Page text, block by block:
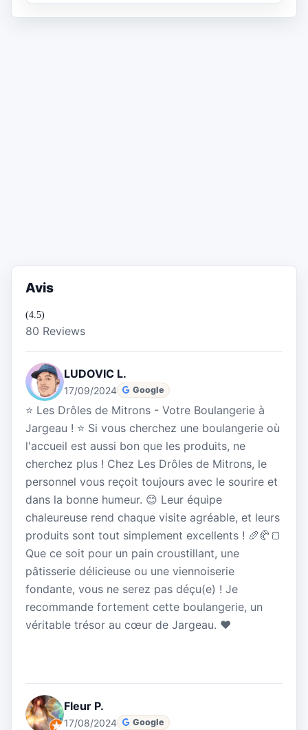
Avis
(4.5)
80 Reviews
LUDOVIC L.
17/09/2024 Google
⭐ Les Drôles de Mitrons - Votre Boulangerie à
Jargeau ! ⭐ Si vous cherchez une boulangerie où
l'accueil est aussi bon que les produits, ne
cherchez plus ! Chez Les Drôles de Mitrons, le
personnel vous reçoit toujours avec le sourire et
dans la bonne humeur. 😊 Leur équipe
chaleureuse rend chaque visite agréable, et leurs
produits sont tout simplement excellents ! 🥖🥐🍞
Que ce soit pour un pain croustillant, une
pâtisserie délicieuse ou une viennoiserie
fondante, vous ne serez pas déçu(e) ! Je
recommande fortement cette boulangerie, un
véritable trésor au cœur de Jargeau. ❤️
Fleur P.
17/08/2024 Google